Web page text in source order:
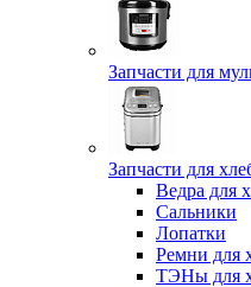
Запчасти для
Запчасти для
Ведра для
Сальники
Лопатки
Ремни для
ТЭНы для